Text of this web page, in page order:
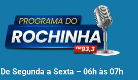
De Segunda a Sexta – 06h às 07h